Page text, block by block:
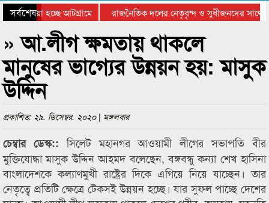
সর্বশেষ
যাওয়া হচ্ছে আটগ্রামে
রাজনৈতিক দলের নেতৃবৃন্দ ও সুধীজনদের সাথে
পুরস্কার বিতরণ সম্পন্ন
» আ.লীগ ক্ষমতায় থাকলে
মানুষের ভাগ্যের উন্নয়ন হয়: মাসুক
উদ্দিন
প্রকাশিত: ২৯. ডিসেম্বর. ২০২০ | মঙ্গলবার
চেম্বার ডেস্ক::সিলেট মহানগর আওয়ামী লীগের সভাপতি বীর
মুক্তিযোদ্ধা মাসুক উদ্দিন আহমদ বলেছেন, বঙ্গবন্ধু কন্যা শেখ হাসিনা
বাংলাদেশকে কল্যাণমুখী রাষ্ট্রের দিকে এগিয়ে নিয়ে যাচ্ছেন। তার
নেতৃত্বে প্রতিটি ক্ষেত্রে টেকসই উন্নয়ন হচ্ছে। যার সুফল পাচ্ছে দেশের